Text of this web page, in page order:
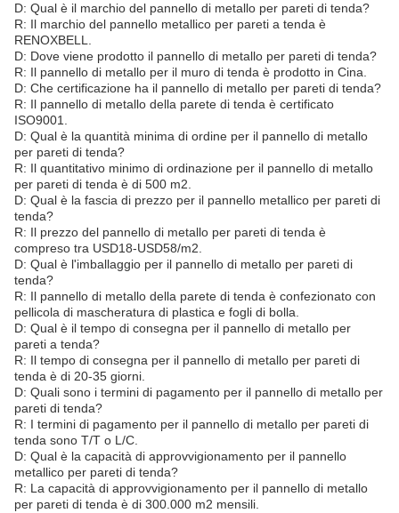
D: Qual è il marchio del pannello di metallo per pareti di tenda?
R: Il marchio del pannello metallico per pareti a tenda è
RENOXBELL.
D: Dove viene prodotto il pannello di metallo per pareti di tenda?
R: Il pannello di metallo per il muro di tenda è prodotto in Cina.
D: Che certificazione ha il pannello di metallo per pareti di tenda?
R: Il pannello di metallo della parete di tenda è certificato
ISO9001.
D: Qual è la quantità minima di ordine per il pannello di metallo
per pareti di tenda?
R: Il quantitativo minimo di ordinazione per il pannello di metallo
per pareti di tenda è di 500 m2.
D: Qual è la fascia di prezzo per il pannello metallico per pareti di
tenda?
R: Il prezzo del pannello di metallo per pareti di tenda è
compreso tra USD18-USD58/m2.
D: Qual è l'imballaggio per il pannello di metallo per pareti di
tenda?
R: Il pannello di metallo della parete di tenda è confezionato con
pellicola di mascheratura di plastica e fogli di bolla.
D: Qual è il tempo di consegna per il pannello di metallo per
pareti a tenda?
R: Il tempo di consegna per il pannello di metallo per pareti di
tenda è di 20-35 giorni.
D: Quali sono i termini di pagamento per il pannello di metallo per
pareti di tenda?
R: I termini di pagamento per il pannello di metallo per pareti di
tenda sono T/T o L/C.
D: Qual è la capacità di approvvigionamento per il pannello
metallico per pareti di tenda?
R: La capacità di approvvigionamento per il pannello di metallo
per pareti di tenda è di 300.000 m2 mensili.